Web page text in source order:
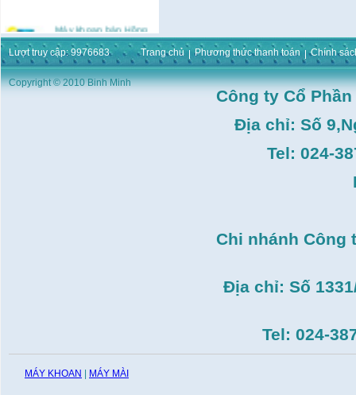
Máy khoan bàn Hồng
ký HK-KCP15(
1m5,1HP,3 Puly,Có Tay
Phay)
Giá:16.596.000VND
Máy bắt ốc bằng khí
Lượt truy cập: 9976683 Trang chủ Phương thức thanh toán Chính
Copyright © 2010 Binh Minh
Công ty Cổ
Địa chỉ: Số
Tel: 024-
Chi nhánh Công
Địa chỉ: Số
Tel: 024-
MÁY KHOAN MÁY MÀI